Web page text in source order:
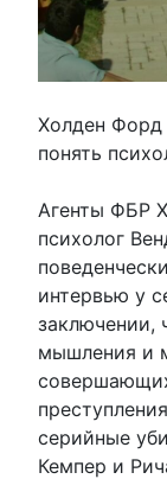
Холден Форд
понять
Агенты ФБР
психолог
интервью у
заключении,
мышления и
серийные
Кемпер и